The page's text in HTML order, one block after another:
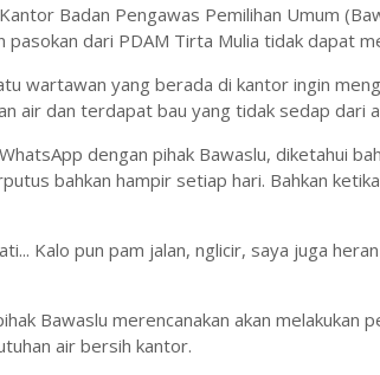
Badan Pengawas Pemilihan Umum
pasokan dari PDAM Tirta Mulia tidak dapat
wartawan yang berada di kantor ingin
air dan terdapat bau yang tidak sedap dari
dengan pihak Bawaslu, diketahui
bahkan hampir setiap hari. Bahkan
Kalo pun pam jalan, nglicir, saya juga
Bawaslu merencanakan akan melakukan
air bersih kantor.